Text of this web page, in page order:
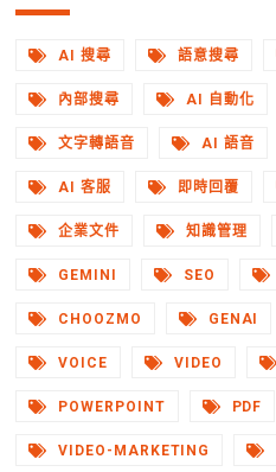
AI 搜尋 語意搜尋
內部搜尋 AI 自動化
文字轉語音 AI 語音
AI 客服 即時回覆
企業文件 知識管理
GEMINI SEO
CHOOZMO GENAI
VOICE VIDEO
POWERPOINT PDF
VIDEO-MARKETING